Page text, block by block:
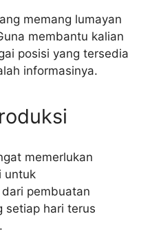
memang lumayan
membantu kalian
posisi yang tersedia
informasinya.
memerlukan
untuk
pembuatan
setiap hari terus